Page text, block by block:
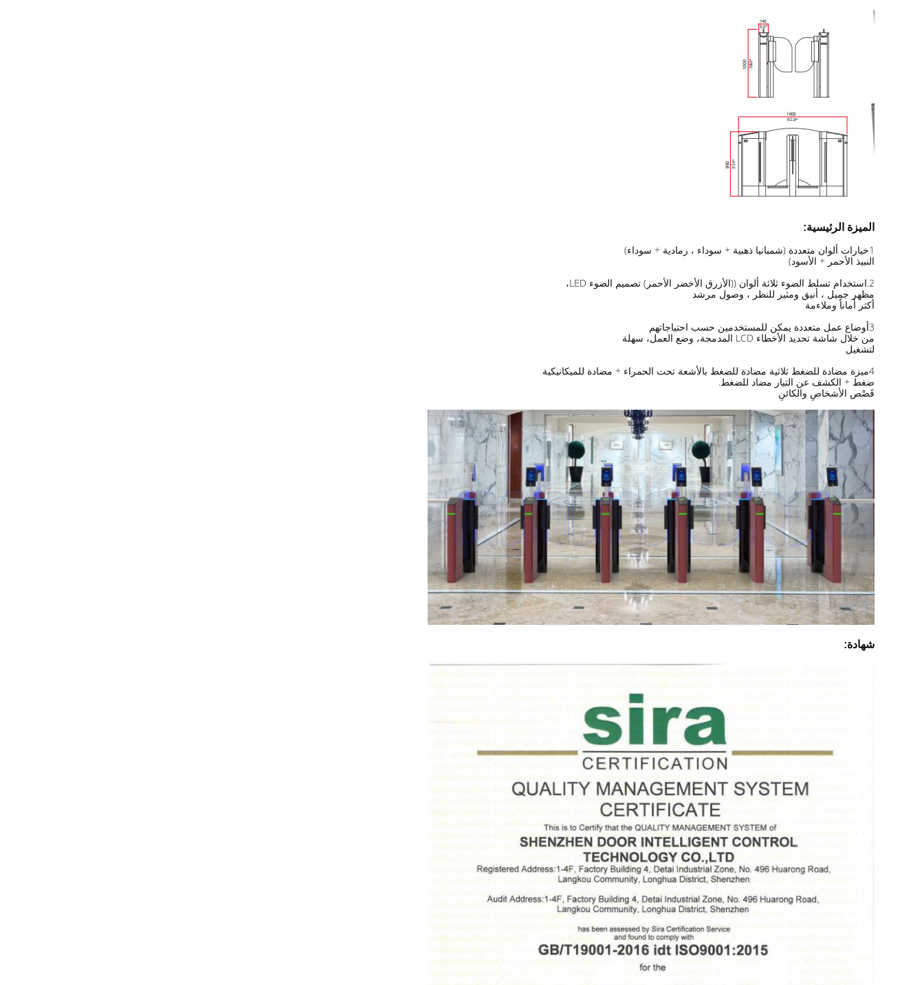
الميزة الرئيسية:
1خيارات ألوان متعددة (شمبانيا ذهبية + سوداء ، رمادية + سوداء)
النبيذ الأحمر + الأسود)
2.استخدام تسلط الضوء ثلاثة ألوان ((الأزرق الأخضر الأحمر) تصميم الضوء LED،
مظهر جميل ، أنيق ومثير للنظر ، وصول مرشد
أكثر أماناً وملاءمة
3أوضاع عمل متعددة يمكن للمستخدمين حسب احتياجاتهم
من خلال شاشة تحديد الأخطاء LCD المدمجة، وضع العمل، سهلة
لتشغيل
4ميزة مضادة للضغط ثلاثية مضادة للضغط بالأشعة تحت الحمراء + مضادة للميكانيكية
ضغط + الكشف عن التيار مضاد للضغط.
قَصْص الأشخاصِ والكائنِ
شهادة: